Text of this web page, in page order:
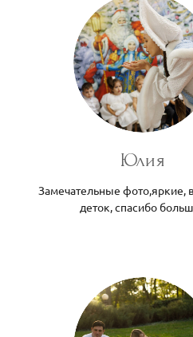
Юлия
Замечательные фото,яркие,
деток, спасибо